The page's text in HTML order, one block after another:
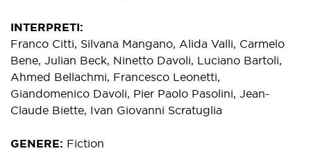
INTERPRETI
Franco Citti, Silvana Mangano, Alida Valli, Carmelo
Bene, Julian Beck, Ninetto Davoli, Luciano Bartoli,
Ahmed Bellachmi, Francesco Leonetti,
Giandomenico Davoli, Pier Paolo Pasolini, Jean-
Claude Biette, Ivan Giovanni Scratuglia
GENERE Fiction